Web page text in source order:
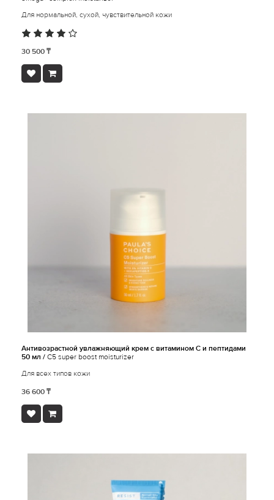
Для нормальной, сухой, чувствительной кожи
30 500 ₸
Антивозрастной увлажняющий крем c витамином С и пептидами
50 мл / C5 super boost moisturizer
Для всех типов кожи
36 600 ₸